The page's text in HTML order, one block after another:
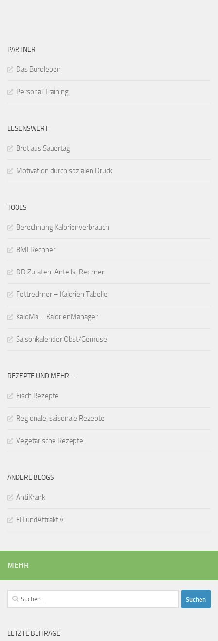
PARTNER
Das Büroleben
Personal Training
LESENSWERT
Brot aus Sauertag
Motivation durch sozialen Druck
TOOLS
Berechnung Kalorienverbrauch
BMI Rechner
DD Zutaten-Anteils-Rechner
Fettrechner – Kalorien Tabelle
KaloMa – KalorienManager
Saisonkalender Obst/Gemüse
REZEPTE UND MEHR ...
Fisch Rezepte
Regionale, saisonale Rezepte
Vegetarische Rezepte
ANDERE BLOGS
AntiKrank
FITundAttraktiv
MEHR
Suchen
nach:
LETZTE BEITRÄGE